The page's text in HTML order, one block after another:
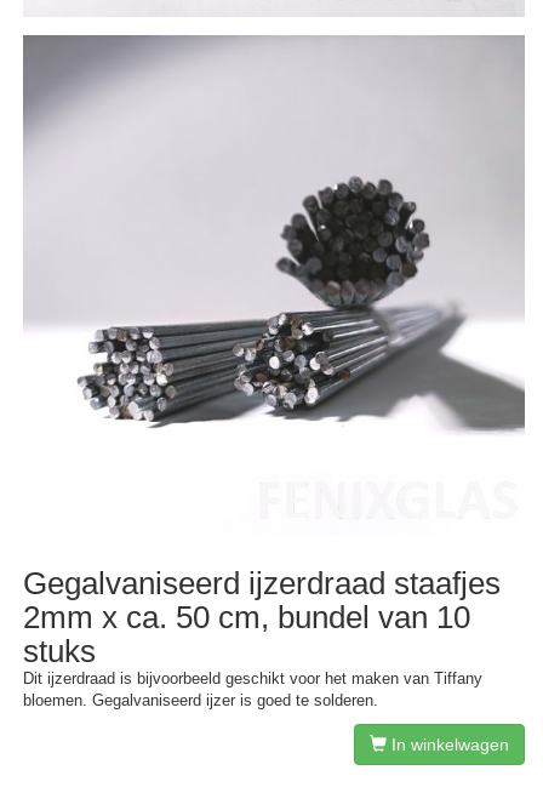
Gegalvaniseerd ijzerdraad staafjes
2mm x ca. 50 cm, bundel van 10
stuks
Dit ijzerdraad is bijvoorbeeld geschikt voor het maken van Tiffany
bloemen. Gegalvaniseerd ijzer is goed te solderen.
In winkelwagen